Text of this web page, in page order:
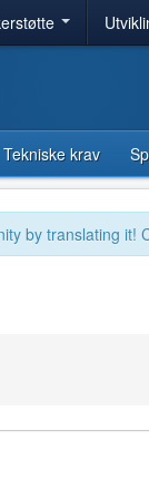
Tekniske krav
by translating it!